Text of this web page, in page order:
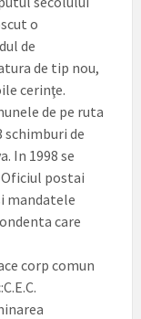
o
de
de tip nou,
cerinţe.
de pe ruta
de
In 1998 se
postai
mandatele
care
corp comun